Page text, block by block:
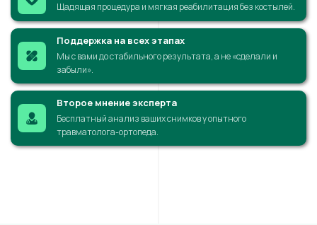
Щадящая процедура и мягкая реабилитация без костылей.
Поддержка на всех этапах
Мы с вами до стабильного результата, а не «сделали и
забыли».
Второе мнение эксперта
Бесплатный анализ ваших снимков у опытного
травматолога-ортопеда.